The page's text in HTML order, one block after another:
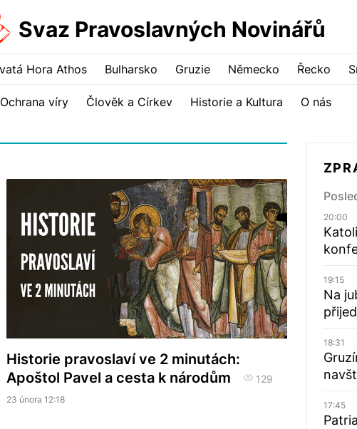
Svaz Pravoslavných Novinářů
Hora Athos Bulharsko Gruzie Německo Řecko
Ochrana víry Člověk a Církev Historie a Kultura O nás
Historie pravoslaví ve 2 minutách:
Apoštol Pavel a cesta k národům
129
23 února 12:18
20:00
19:15
Na
18:31
17:45